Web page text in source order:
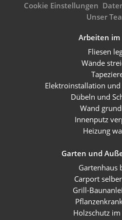
Cookie Einstellungen
Unser
Arbeiten im
Fliesen
Wände
Elektroinstallation
Dübeln und
Wand
Innenputz
Heizung
Garten und
Gartenhaus
Carport
Grill-
Holzschutz